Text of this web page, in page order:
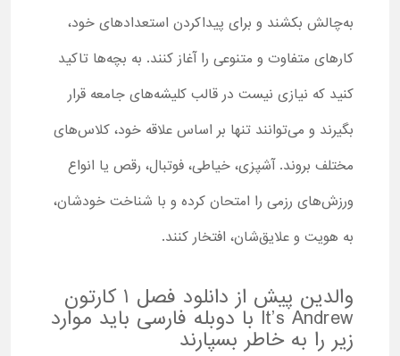
به‌چالش بکشند و برای پیداکردن استعدادهای خود،
کارهای متفاوت و متنوعی را آغاز کنند. به بچه‌ها تاکید
کنید که نیازی نیست در قالب کلیشه‌های جامعه قرار
بگیرند و می‌توانند تنها بر اساس علاقه خود، کلاس‌های
مختلف بروند. آشپزی، خیاطی، فوتبال، رقص یا انواع
ورزش‌های رزمی را امتحان کرده و با شناخت خودشان،
به هویت و علایق‌شان، افتخار کنند.
والدین پیش از دانلود فصل 1 کارتون
It’s Andrew با دوبله فارسی باید موارد
زیر را به خاطر بسپارند